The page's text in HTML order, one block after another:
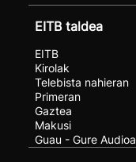
EITB taldea
EITB
Kirolak
Telebista nahieran
Primeran
Gaztea
Makusi
Guau - Gure Audioa